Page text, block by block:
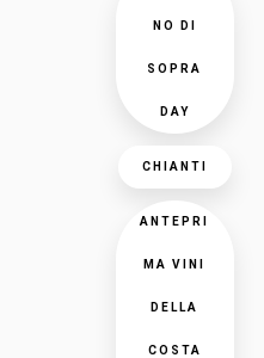
NO DI
SOPRA
DAY
CHIANTI
ANTEPRI
MA VINI
DELLA
COSTA